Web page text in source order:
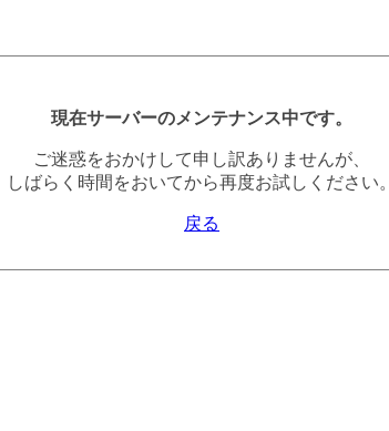
現在サーバーのメンテナンス中です。
ご迷惑をおかけして申し訳ありませんが、
しばらく時間をおいてから再度お試しください。
戻る